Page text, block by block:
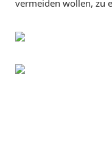
vermeiden wollen, zu